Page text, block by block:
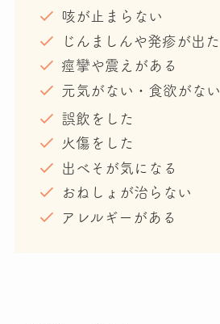
咳が止まらない
じんましんや発疹が出た
痙攣や震えがある
元気がない・食欲がない
誤飲をした
火傷をした
出べそが気になる
おねしょが治らない
アレルギーがある